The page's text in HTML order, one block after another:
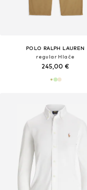
POLO RALPH LAUREN
regular Hlače
245,00 €